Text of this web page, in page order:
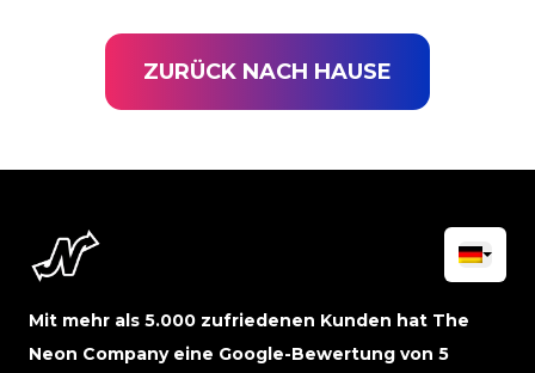
ZURÜCK NACH HAUSE
Mit mehr als 5.000 zufriedenen Kunden hat The
Neon Company eine Google-Bewertung von 5